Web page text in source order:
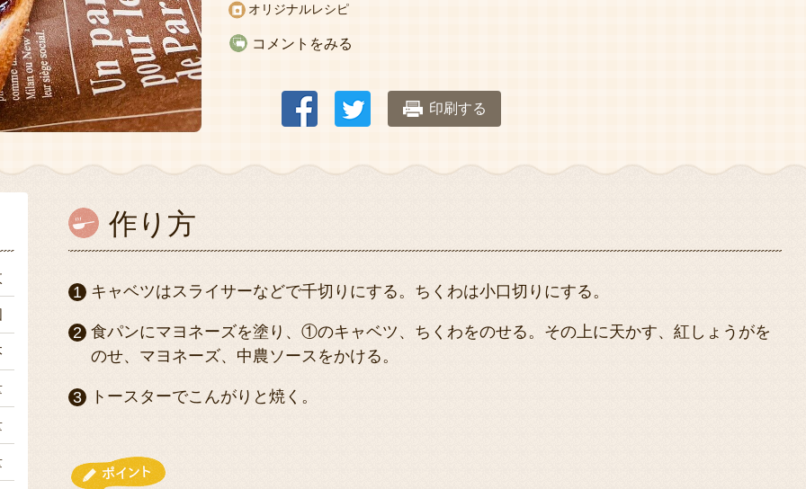
オリジナルレシピ
コメントをみる
印刷する
作り方
キャベツはスライサーなどで千切りにする。ちくわは小口切りにする。
食パンにマヨネーズを塗り、①のキャベツ、ちくわをのせる。その上に天かす、紅しょうがを
のせ、マヨネーズ、中農ソースをかける。
トースターでこんがりと焼く。